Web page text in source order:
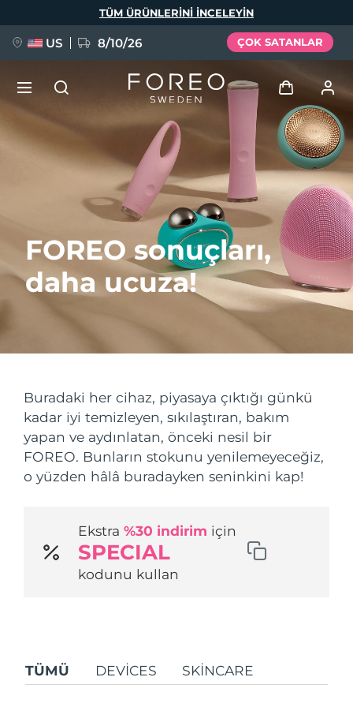
FOREO sonuçları,
daha ucuza!
Buradaki her cihaz, piyasaya çıktığı günkü
kadar iyi temizleyen, sıkılaştıran, bakım
yapan ve aydınlatan, önceki nesil bir
FOREO. Bunların stokunu yenilemeyeceğiz,
o yüzden hâlâ buradayken seninkini kap!
Ekstra%30 indirim için
SPECIAL
kodunu kullan
TÜMÜ DEVICES SKINCARE
TÜM ÜRÜNLERINI INCELEYIN
US 8/10/26 ÇOK SATANLAR
Giriş
Kullanici profi̇li̇
Cihazlarım
Siparişlerim
Adresim
Aboneliklerim
YENİ
FAQ™ Pure Beauty-Tech Elixir
BREAKING NEWS
FAQ™ Dual LED Panel
POPÜLER
Özel teklifler Çok satanlar
Kırmızı Işık Terapisi
Dil Seçimi
Deutsch
Español
Français
Italiano
Português
Polski
Svenska
Русский
繁體中文
Nakliye ülkesi
Amerika Birleşik
Devletleri
Tahmini teslim tarihi
Birleşik Krallık Tahmini teslim tarihi8/9/26
Avustralya Tahmini teslim tarihi